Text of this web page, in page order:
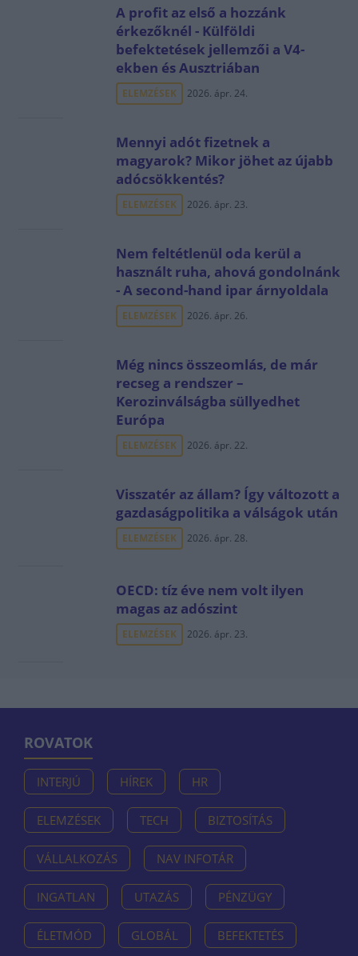
A profit az első a hozzánk
érkezőknél - Külföldi
befektetések jellemzői a V4-
ekben és Ausztriában
ELEMZÉSEK 2026. ápr. 24.
Mennyi adót fizetnek a
magyarok? Mikor jöhet az újabb
adócsökkentés?
ELEMZÉSEK 2026. ápr. 23.
Nem feltétlenül oda kerül a
használt ruha, ahová gondolnánk
- A second-hand ipar árnyoldala
ELEMZÉSEK 2026. ápr. 26.
Még nincs összeomlás, de már
recseg a rendszer –
Kerozinválságba süllyedhet
Európa
ELEMZÉSEK 2026. ápr. 22.
Visszatér az állam? Így változott a
gazdaságpolitika a válságok után
ELEMZÉSEK 2026. ápr. 28.
OECD: tíz éve nem volt ilyen
magas az adószint
ELEMZÉSEK 2026. ápr. 23.
ROVATOK
INTERJÚ HÍREK HR
ELEMZÉSEK TECH BIZTOSÍTÁS
VÁLLALKOZÁS NAV INFOTÁR
INGATLAN UTAZÁS PÉNZÜGY
ÉLETMÓD GLOBÁL BEFEKTETÉS